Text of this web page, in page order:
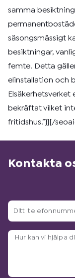
samma
säsongsmässigt
besiktningar,
femte. Detta
elinstallation och
bekräftat vilket
fritidshus.”}][/
Kontakta
Ditt
Arbetsbeskrivning?